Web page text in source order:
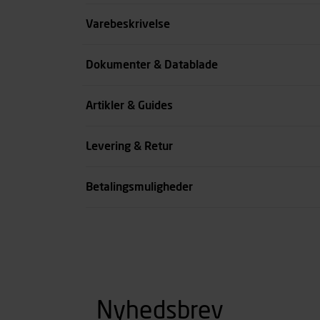
Størrelse
Varebeskrivelse
Dokumenter & Datablade
Artikler & Guides
Levering & Retur
Betalingsmuligheder
Nyhedsbrev